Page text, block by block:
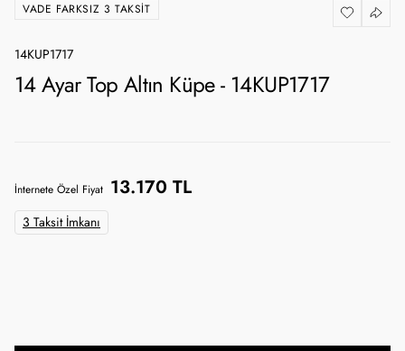
VADE FARKSIZ 3 TAKSIT
14KUP1717
14 Ayar Top Altın Küpe - 14KUP1717
İnternete Özel Fiyat 13.170 TL
3 Taksit İmkanı